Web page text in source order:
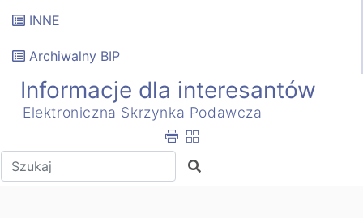
INNE
Archiwalny BIP
Informacje dla interesantów
Elektroniczna Skrzynka Podawcza
Wpisz tekst do wyszukania Szukaj